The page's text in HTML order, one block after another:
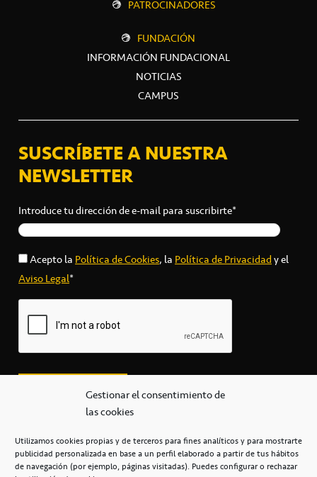
Gestionar el consentimiento de
las cookies
Utilizamos cookies propias y de terceros para fines analíticos y para mostrarte
publicidad personalizada en base a un perfil elaborado a partir de tus hábitos
de navegación (por ejemplo, páginas visitadas). Puedes configurar o rechazar
PATROCINADORES
FUNDACIÓN
INFORMACIÓN FUNDACIONAL
NOTICIAS
CAMPUS
SUSCRÍBETE A NUESTRA
NEWSLETTER
Introduce tu dirección de e-mail para suscribirte*
Acepto laPolítica de Cookies, laPolítica de Privacidady el
Aviso Legal*
secretaria@cbcanarias.es